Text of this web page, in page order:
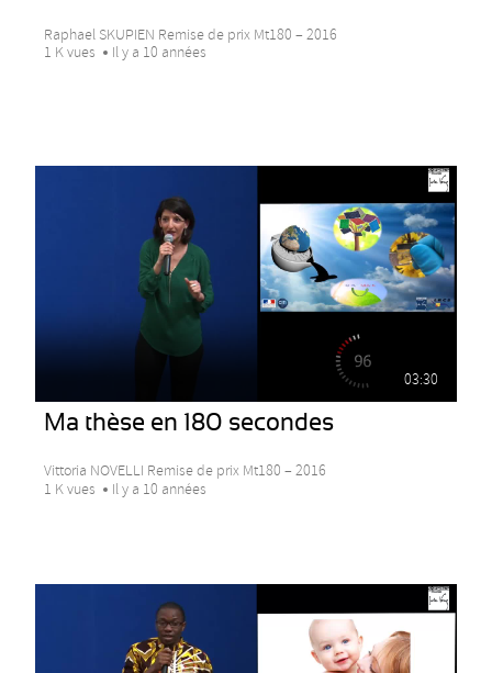
Raphael SKUPIEN Remise de prix Mt180 – 2016
1 K vues
Il y a 10 années
03:30
Ma thèse en 180 secondes
Vittoria NOVELLI Remise de prix Mt180 – 2016
1 K vues
Il y a 10 années